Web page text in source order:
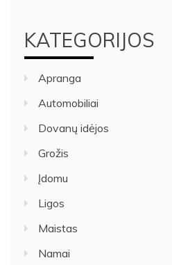
KATEGORIJOS
Apranga
Automobiliai
Dovanų idėjos
Grožis
Įdomu
Ligos
Maistas
Namai